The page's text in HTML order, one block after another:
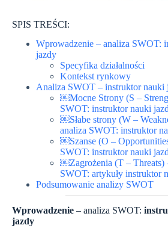
SPIS TREŚCI:
Wprowadzenie – analiza SWOT:
jazdy
Specyfika działalności
Kontekst rynkowy
Analiza SWOT – instruktor nauki
￼Mocne Strony (S –
SWOT: instruktor nauki
￼Słabe strony (W –
analiza SWOT: instruktor
￼Szanse (O –
SWOT: instruktor nauki
￼Zagrożenia (T – Threats)
SWOT: artykuły instruktor
Podsumowanie analizy SWOT
Wprowadzenie – analiza SWOT:
jazdy